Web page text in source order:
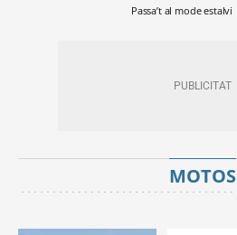
Passa’t al mode estalvi
MOTOS